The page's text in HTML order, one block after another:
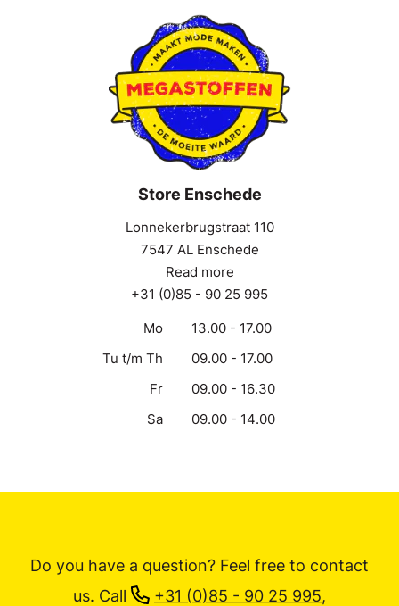
Store Enschede
Lonnekerbrugstraat 110
7547 AL Enschede
Read more
+31 (0)85 - 90 25 995
Mo
13.00 - 17.00
Tu t/m Th
09.00 - 17.00
Fr
09.00 - 16.30
Sa
09.00 - 14.00
Do you have a question? Feel free to contact
us. Call +31 (0)85 - 90 25 995,